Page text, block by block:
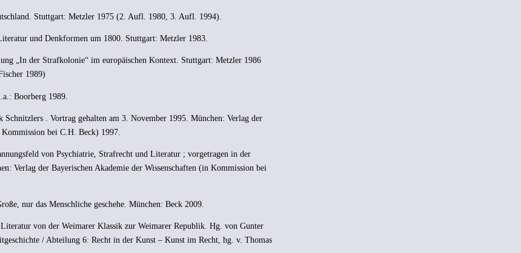
Stuttgart: Metzler 1975 (2. Aufl. 1980, 3. Aufl. 1994).
und Denkformen um 1800. Stuttgart: Metzler 1983.
„In der Strafkolonie“ im europäischen Kontext. Stuttgart: Metzler 1986
1989)
Boorberg 1989.
. Vortrag gehalten am 3. November 1995. München: Verlag der
bei C.H. Beck) 1997.
von Psychiatrie, Strafrecht und Literatur ; vorgetragen in der
Verlag der Bayerischen Akademie der Wissenschaften (in Kommission bei
nur das Menschliche geschehe. München: Beck 2009.
von der Weimarer Klassik zur Weimarer Republik. Hg. von Gunter
/ Abteilung 6: Recht in der Kunst – Kunst im Recht, hg. v. Thomas